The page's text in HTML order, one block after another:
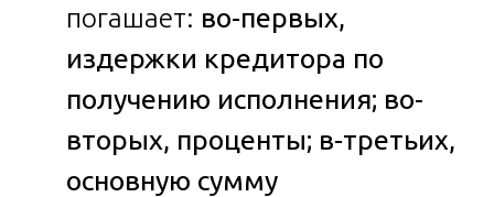
погашает: во-первых,
издержки кредитора по
получению исполнения; во-
вторых, проценты; в-третьих,
основную сумму